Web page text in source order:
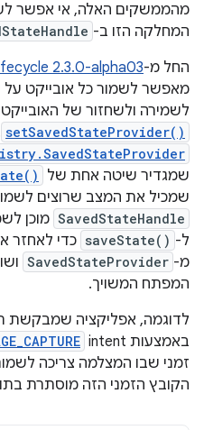
מהממשקים האלה, אי אפשר
המחלקה הזו ב-
החל מ-2.3.0-alpha03
מאפשר לשמור כל אובייקט על
לשמירה ולשחזור של
setSavedStateProvider()
שמגדיר שיטה אחת של
שמכיל את המצב שרוצים
SavedStateHandle מוכן
ל- saveState() כדי לאחזר
מ- SavedStateProvider
המפתח המשויך.
לדוגמה, אפליקציה שמבקשת
באמצעות intent‏
זמני שבו המצלמה צריכה
הקובץ הזמני הזה מוסתרת